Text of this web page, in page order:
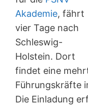
Akademie, fährt
vier Tage nach
Schleswig-
Holstein. Dort
findet eine
Führungskräfte
Die Einladung